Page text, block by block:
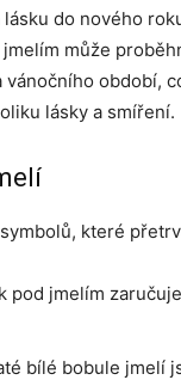
do nového
může
vánočního období,
lásky a smíření.
které
pod jmelím
bílé bobule jmelí